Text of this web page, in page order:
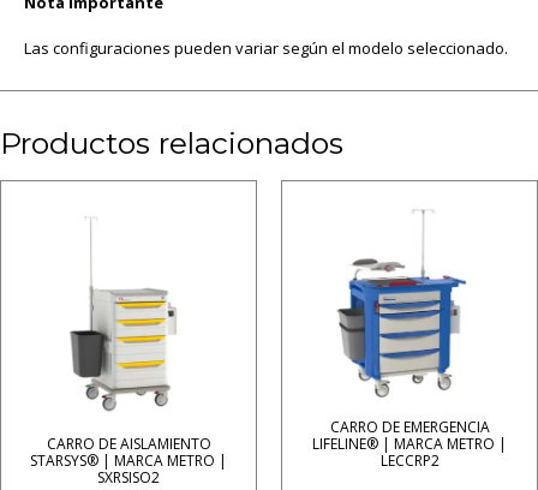
Las configuraciones pueden variar según el modelo seleccionado.
Productos relacionados
CARRO DE AISLAMIENTO
STARSYS® | MARCA METRO |
SXRSISO2
CARRO DE EMERGENCIA
LIFELINE® | MARCA METRO |
LECCRP2